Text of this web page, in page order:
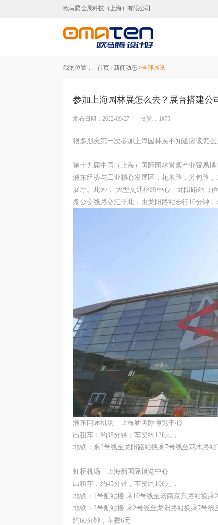
欧马腾会展科技（上海）有限公司
我的位置： 首页 >新闻动态 >全球展讯
参加上海园林展怎么去？展台搭建公
发布日期：2022-09-27 浏览：1075
很多朋友第一次参加上海园林展不知道应该怎
第十九届中国（上海）国际园林景观产业贸易
浦东经济与工业核心发展区，花木路，芳甸路
展厅。此外， 大型交通枢纽中心—龙阳路站（
条公交线路交汇于此，由龙阳路站步行10分钟
浦东国际机场—上海新国际博览中心
出租车：约35分钟；车费约120元；
地铁：乘2号线至龙阳路站换乘7号线至花木路
虹桥机场—上海新国际博览中心
出租车：约45分钟；车费约100元；
地铁：1号航站楼 乘10号线至老南京东路站换
地铁：2号航站楼 乘2号线至龙阳路站换乘7号线
约60分钟，车费6元